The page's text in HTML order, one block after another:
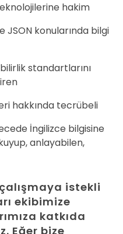
hakim
JSON konularında bilgi
standartlarını
hakkında tecrübeli
İngilizce bilgisine
anlayabilen,
istekli
ekibimize
katkıda
Eğer bize